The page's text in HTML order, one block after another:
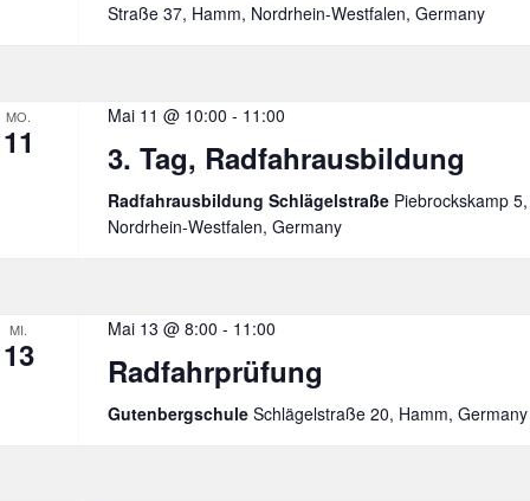
Straße 37, Hamm, Nordrhein-Westfalen, Germany
MO.
11
Mai 11 @ 10:00 - 11:00
3. Tag, Radfahrausbildung
Radfahrausbildung Schlägelstraße Piebrockskamp
Nordrhein-Westfalen, Germany
MI.
13
Mai 13 @ 8:00 - 11:00
Radfahrprüfung
Gutenbergschule Schlägelstraße 20, Hamm, Germany